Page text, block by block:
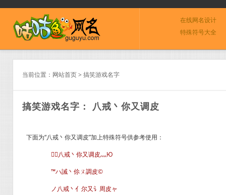
在线网名设计
特殊符号大全
当前位置： 网站首页> 搞笑游戏名字
搞笑游戏名字： 八戒丶你又调皮
下面为“八戒丶你又调皮”加上特殊符号供参考使用：
╭八戒丶你又调皮灬Ю
™ハ誡丶伱ㄡ調皮©
ノ八戒丶亻尔又讠周皮ャ